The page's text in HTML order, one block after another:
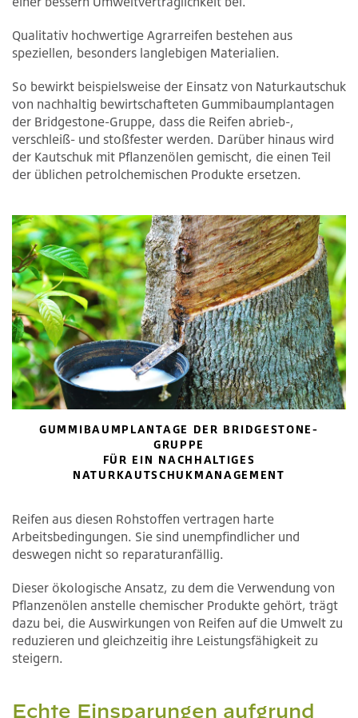
Qualitativ hochwertige Agrarreifen bestehen aus
speziellen, besonders langlebigen Materialien.
So bewirkt beispielsweise der Einsatz von Naturkautschuk
von nachhaltig bewirtschafteten Gummibaumplantagen
der Bridgestone-Gruppe, dass die Reifen abrieb-,
verschleiß- und stoßfester werden. Darüber hinaus wird
der Kautschuk mit Pflanzenölen gemischt, die einen Teil
der üblichen petrolchemischen Produkte ersetzen.
GUMMIBAUMPLANTAGE DER BRIDGESTONE-
GRUPPE
FÜR EIN NACHHALTIGES
NATURKAUTSCHUKMANAGEMENT
Reifen aus diesen Rohstoffen vertragen harte
Arbeitsbedingungen. Sie sind unempfindlicher und
deswegen nicht so reparaturanfällig.
Dieser ökologische Ansatz, zu dem die Verwendung von
Pflanzenölen anstelle chemischer Produkte gehört, trägt
dazu bei, die Auswirkungen von Reifen auf die Umwelt zu
reduzieren und gleichzeitig ihre Leistungsfähigkeit zu
steigern.
Echte Einsparungen aufgrund